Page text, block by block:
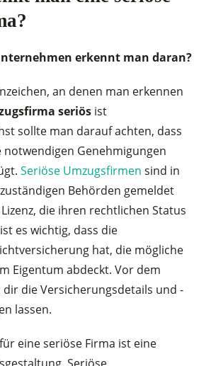
erkennt man daran?
an denen man erkennen
seriös ist
sollte man darauf achten, dass
notwendigen Genehmigungen
Seriöse Umzugsfirmen sind in
Behörden gemeldet
die ihren rechtlichen Status
es wichtig, dass die
hat, die mögliche
Eigentum abdeckt. Vor dem
die Versicherungsdetails und -
lassen.
eine seriöse Firma ist eine